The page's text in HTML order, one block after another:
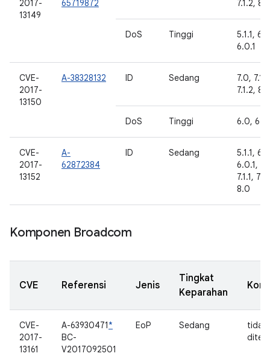
2017-
13149
65719872 7.1.2,
DoS Tinggi
5.1.1,
6.0.1
CVE-
2017-
13150
A-38328132 ID Sedang
7.0, 7.1.1,
7.1.2,
DoS Tinggi 6.0,
CVE-
2017-
13152
A-
62872384
ID Sedang
5.1.1,
6.0.1,
7.1.1,
8.0
Komponen Broadcom
CVE Referensi Jenis
Tingkat
Keparahan
CVE-
2017-
13161
A-63930471*
BC-
V2017092501
EoP Sedang
tidak